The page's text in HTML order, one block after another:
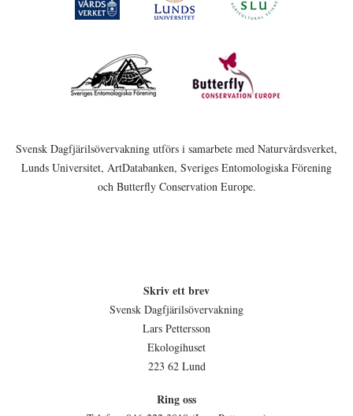
Svensk Dagfjärilsövervakning utförs i samarbete med Naturvårdsverket,
Lunds Universitet, ArtDatabanken, Sveriges Entomologiska Förening
och Butterfly Conservation Europe.
Skriv ett brev
Svensk Dagfjärilsövervakning
Lars Pettersson
Ekologihuset
223 62 Lund
Ring oss